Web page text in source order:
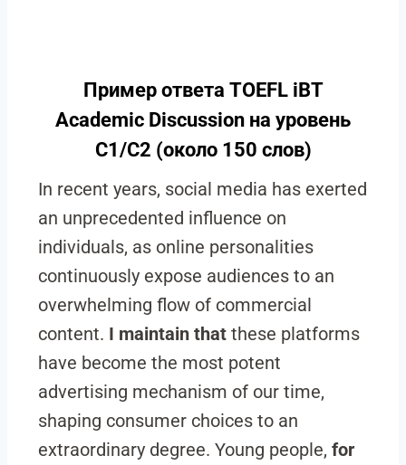
Пример ответа TOEFL iBT
Academic Discussion на уровень
C1/C2 (около 150 слов)
In recent years, social media has exerted
an unprecedented influence on
individuals, as online personalities
continuously expose audiences to an
overwhelming flow of commercial
content. I maintain that these platforms
have become the most potent
advertising mechanism of our time,
shaping consumer choices to an
extraordinary degree. Young people, for